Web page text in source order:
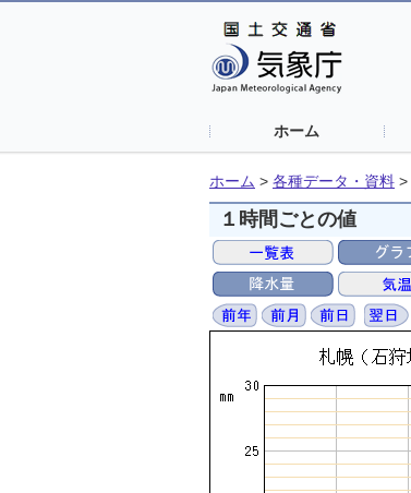
ホーム
ホーム > 各種データ・資料 >
１時間ごとの値